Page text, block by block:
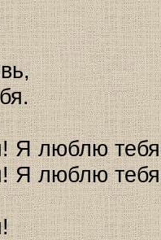
Я люблю
Я люблю